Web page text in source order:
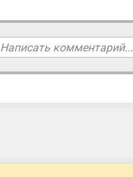
Написать комментарий...